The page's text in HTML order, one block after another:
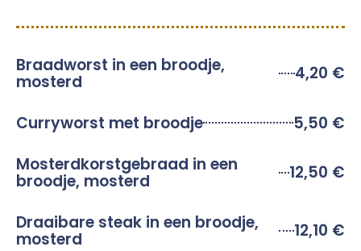
Braadworst in een broodje,
mosterd 4,20 €
Curryworst met broodje
5,50 €
Mosterdkorstgebraad in een
broodje, mosterd 12,50 €
Draaibare steak in een broodje,
mosterd 12,10 €